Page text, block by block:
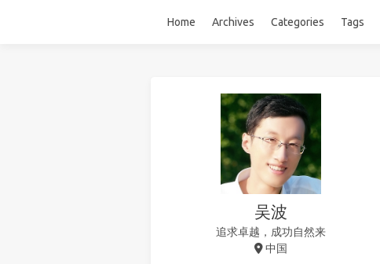
Home Archives Categories Tags
吴波
追求卓越，成功自然来
中国